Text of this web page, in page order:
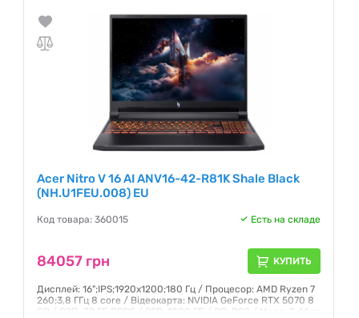
Acer Nitro V 16 AI ANV16-42-R81K Shale Black
(NH.U1FEU.008) EU
Код товара: 360015 Есть на складе
84057 грн КУПИТЬ
Дисплей: 16";IPS;1920x1200;180 Гц / Процесор: AMD Ryzen 7
260;3,8 ГГц 8 core / Відеокарта: NVIDIA GeForce RTX 5070 8
GB / ОЗП: 32 ГБ;DDR5 / SSD: 1000 ГБ / ОС: DOS / Маса: 2,44 кг